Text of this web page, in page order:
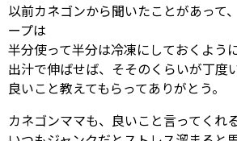
以前カネゴンから聞いたことがあって
ープは
半分使って半分は冷凍にしておくよう
出汁で伸ばせば、そそのくらいが丁度
良いこと教えてもらってありがとう。
カネゴンママも、良いこと言ってくれ